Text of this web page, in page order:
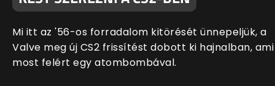
Mi itt az '56-os forradalom kitörését ünnepeljük, a
Valve meg új CS2 frissítést dobott ki hajnalban, ami
most felért egy atombombával.